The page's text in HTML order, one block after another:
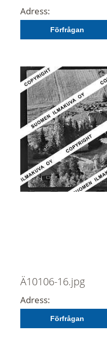
Adress:
Förfrågan
Ä10106-16.jpg
Adress:
Förfrågan